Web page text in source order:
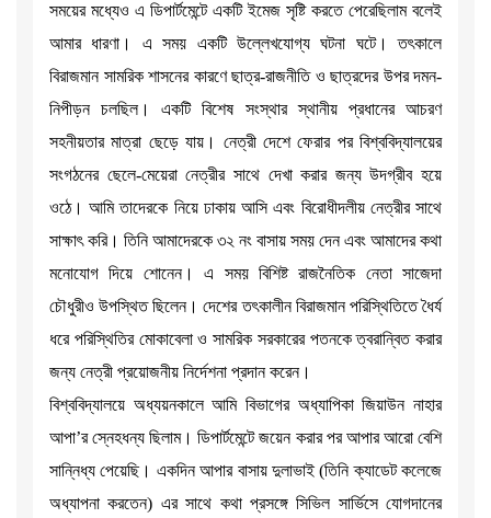
সময়ের মধ্যেও এ ডিপার্টমেন্টে একটি ইমেজ সৃষ্টি করতে পেরেছিলাম বলেই
আমার ধারণা। এ সময় একটি উল্লেখযোগ্য ঘটনা ঘটে। তৎকালে
বিরাজমান সামরিক শাসনের কারণে ছাত্র-রাজনীতি ও ছাত্রদের উপর দমন-
নিপীড়ন চলছিল। একটি বিশেষ সংস্থার স্থানীয় প্রধানের আচরণ
সহনীয়তার মাত্রা ছেড়ে যায়। নেত্রী দেশে ফেরার পর বিশ্ববিদ্যালয়ের
সংগঠনের ছেলে-মেয়েরা নেত্রীর সাথে দেখা করার জন্য উদগ্রীব হয়ে
ওঠে। আমি তাদেরকে নিয়ে ঢাকায় আসি এবং বিরোধীদলীয় নেত্রীর সাথে
সাক্ষাৎ করি। তিনি আমাদেরকে ৩২ নং বাসায় সময় দেন এবং আমাদের কথা
মনোযোগ দিয়ে শোনেন। এ সময় বিশিষ্ট রাজনৈতিক নেতা সাজেদা
চৌধুরীও উপস্থিত ছিলেন। দেশের তৎকালীন বিরাজমান পরিস্থিতিতে ধৈর্য
ধরে পরিস্থিতির মোকাবেলা ও সামরিক সরকারের পতনকে ত্বরান্বিত করার
জন্য নেত্রী প্রয়োজনীয় নির্দেশনা প্রদান করেন।
বিশ্ববিদ্যালয়ে অধ্যয়নকালে আমি বিভাগের অধ্যাপিকা জিয়াউন নাহার
আপা’র স্নেহধন্য ছিলাম। ডিপার্টমেন্টে জয়েন করার পর আপার আরো বেশি
সান্নিধ্য পেয়েছি। একদিন আপার বাসায় দুলাভাই (তিনি ক্যাডেট কলেজে
অধ্যাপনা করতেন) এর সাথে কথা প্রসঙ্গে সিভিল সার্ভিসে যোগদানের